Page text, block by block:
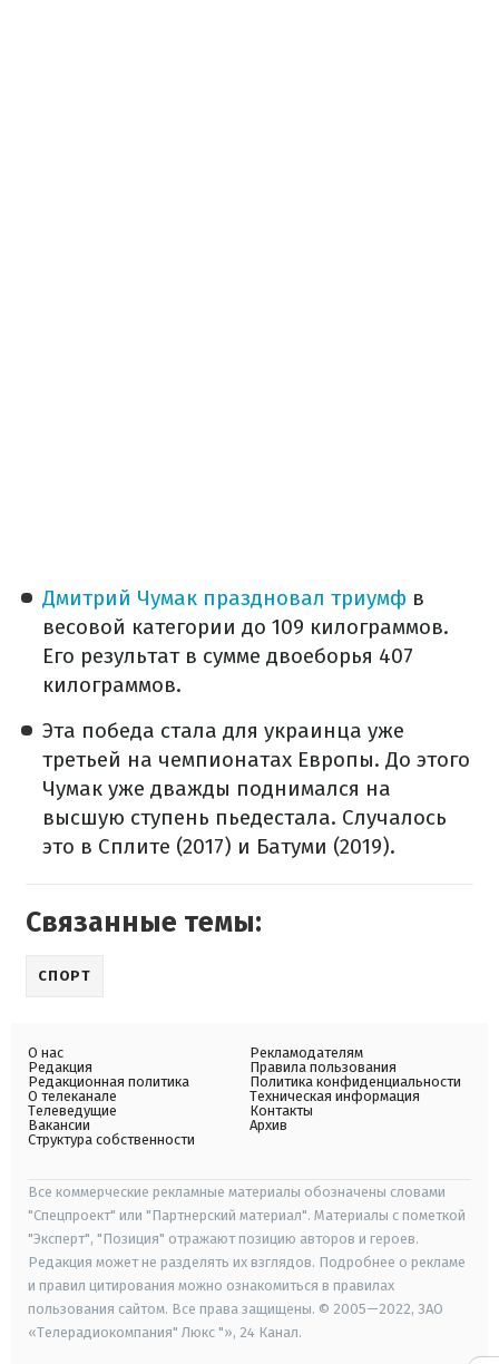
Дмитрий Чумак праздновал триумф в
весовой категории до 109 килограммов.
Его результат в сумме двоеборья 407
килограммов.
Эта победа стала для украинца уже
третьей на чемпионатах Европы. До этого
Чумак уже дважды поднимался на
высшую ступень пьедестала. Случалось
это в Сплите (2017) и Батуми (2019).
Связанные темы:
СПОРТ
О нас
Редакция
Редакционная политика
О телеканале
Телеведущие
Вакансии
Структура собственности
Рекламодателям
Правила пользования
Политика конфиденциальности
Техническая информация
Контакты
Архив
Все коммерческие рекламные материалы обозначены словами
"Спецпроект" или "Партнерский материал". Материалы с пометкой
"Эксперт", "Позиция" отражают позицию авторов и героев.
Редакция может не разделять их взглядов. Подробнее о рекламе
и правил цитирования можно ознакомиться в правилах
пользования сайтом. Все права защищены. © 2005—2022, ЗАО
«Телерадиокомпания" Люкс "», 24 Канал.